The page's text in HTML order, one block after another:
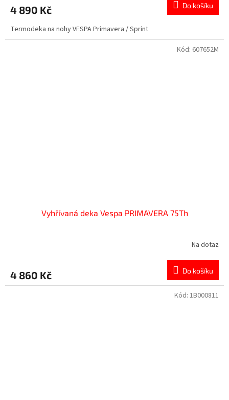
je
z
5
4 890 Kč Do košíku
Termodeka na nohy VESPA Primavera / Sprint
Vyhřívaná deka Vespa PRIMAVERA 75Th
Na dotaz
4 860 Kč Do košíku
Kód: 607652M
Kód: 1B000811